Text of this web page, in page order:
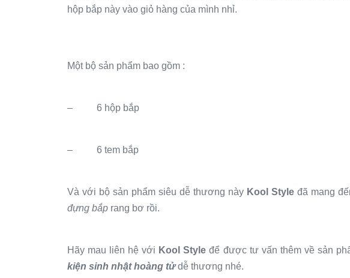
hộp bắp này vào giỏ hàng của mình nhỉ.
Một bộ sản phẩm bao gồm :
– 6 hộp bắp
– 6 tem bắp
Và với bộ sản phẩm siêu dễ thương này Kool Styleđã mang
đựng bắp rang bơ rồi.
Hãy mau liên hệ với Kool Style để được tư vấn thêm về sản
kiện sinh nhật hoàng tử dễ thương nhé.